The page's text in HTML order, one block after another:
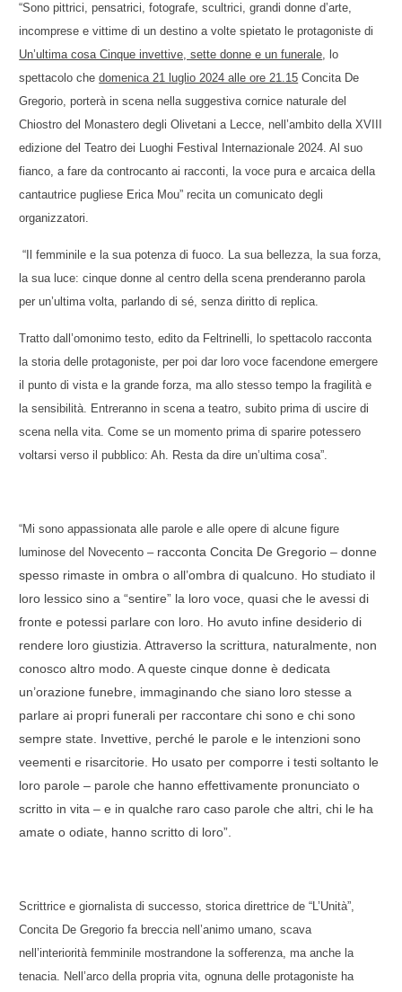
“Sono pittrici, pensatrici, fotografe, scultrici, grandi donne d’arte,
incomprese e vittime di un destino a volte spietato le protagoniste di
Un’ultima cosa Cinque invettive, sette donne e un funerale, lo
spettacolo chedomenica 21 luglio 2024 alle ore 21.15 Concita De
Gregorio, porterà in scena nella suggestiva cornice naturale del
Chiostro del Monastero degli Olivetani a Lecce, nell’ambito della XVIII
edizione del Teatro dei Luoghi Festival Internazionale 2024. Al suo
fianco, a fare da controcanto ai racconti, la voce pura e arcaica della
cantautrice pugliese Erica Mou” recita un comunicato degli
organizzatori.
“ Il femminile e la sua potenza di fuoco. La sua bellezza, la sua forza,
la sua luce: cinque donne al centro della scena prenderanno parola
per un’ultima volta, parlando di sé, senza diritto di replica.
Tratto dall’omonimo testo, edito da Feltrinelli, lo spettacolo racconta
la storia delle protagoniste, per poi dar loro voce facendone emergere
il punto di vista e la grande forza, ma allo stesso tempo la fragilità e
la sensibilità. Entreranno in scena a teatro, subito prima di uscire di
scena nella vita. Come se un momento prima di sparire potessero
voltarsi verso il pubblico: Ah. Resta da dire un’ultima cosa”.
“Mi sono appassionata alle parole e alle opere di alcune figure
luminose del Novecento – racconta Concita De Gregorio – donne
spesso rimaste in ombra o all’ombra di qualcuno. Ho studiato il
loro lessico sino a “sentire” la loro voce, quasi che le avessi di
fronte e potessi parlare con loro. Ho avuto infine desiderio di
rendere loro giustizia. Attraverso la scrittura, naturalmente, non
conosco altro modo. A queste cinque donne è dedicata
un’orazione funebre, immaginando che siano loro stesse a
parlare ai propri funerali per raccontare chi sono e chi sono
sempre state. Invettive, perché le parole e le intenzioni sono
veementi e risarcitorie. Ho usato per comporre i testi soltanto le
loro parole – parole che hanno effettivamente pronunciato o
scritto in vita – e in qualche raro caso parole che altri, chi le ha
amate o odiate, hanno scritto di loro”.
Scrittrice e giornalista di successo, storica direttrice de “L’Unità”,
Concita De Gregorio fa breccia nell’animo umano, scava
nell’interiorità femminile mostrandone la sofferenza, ma anche la
tenacia. Nell’arco della propria vita, ognuna delle protagoniste ha